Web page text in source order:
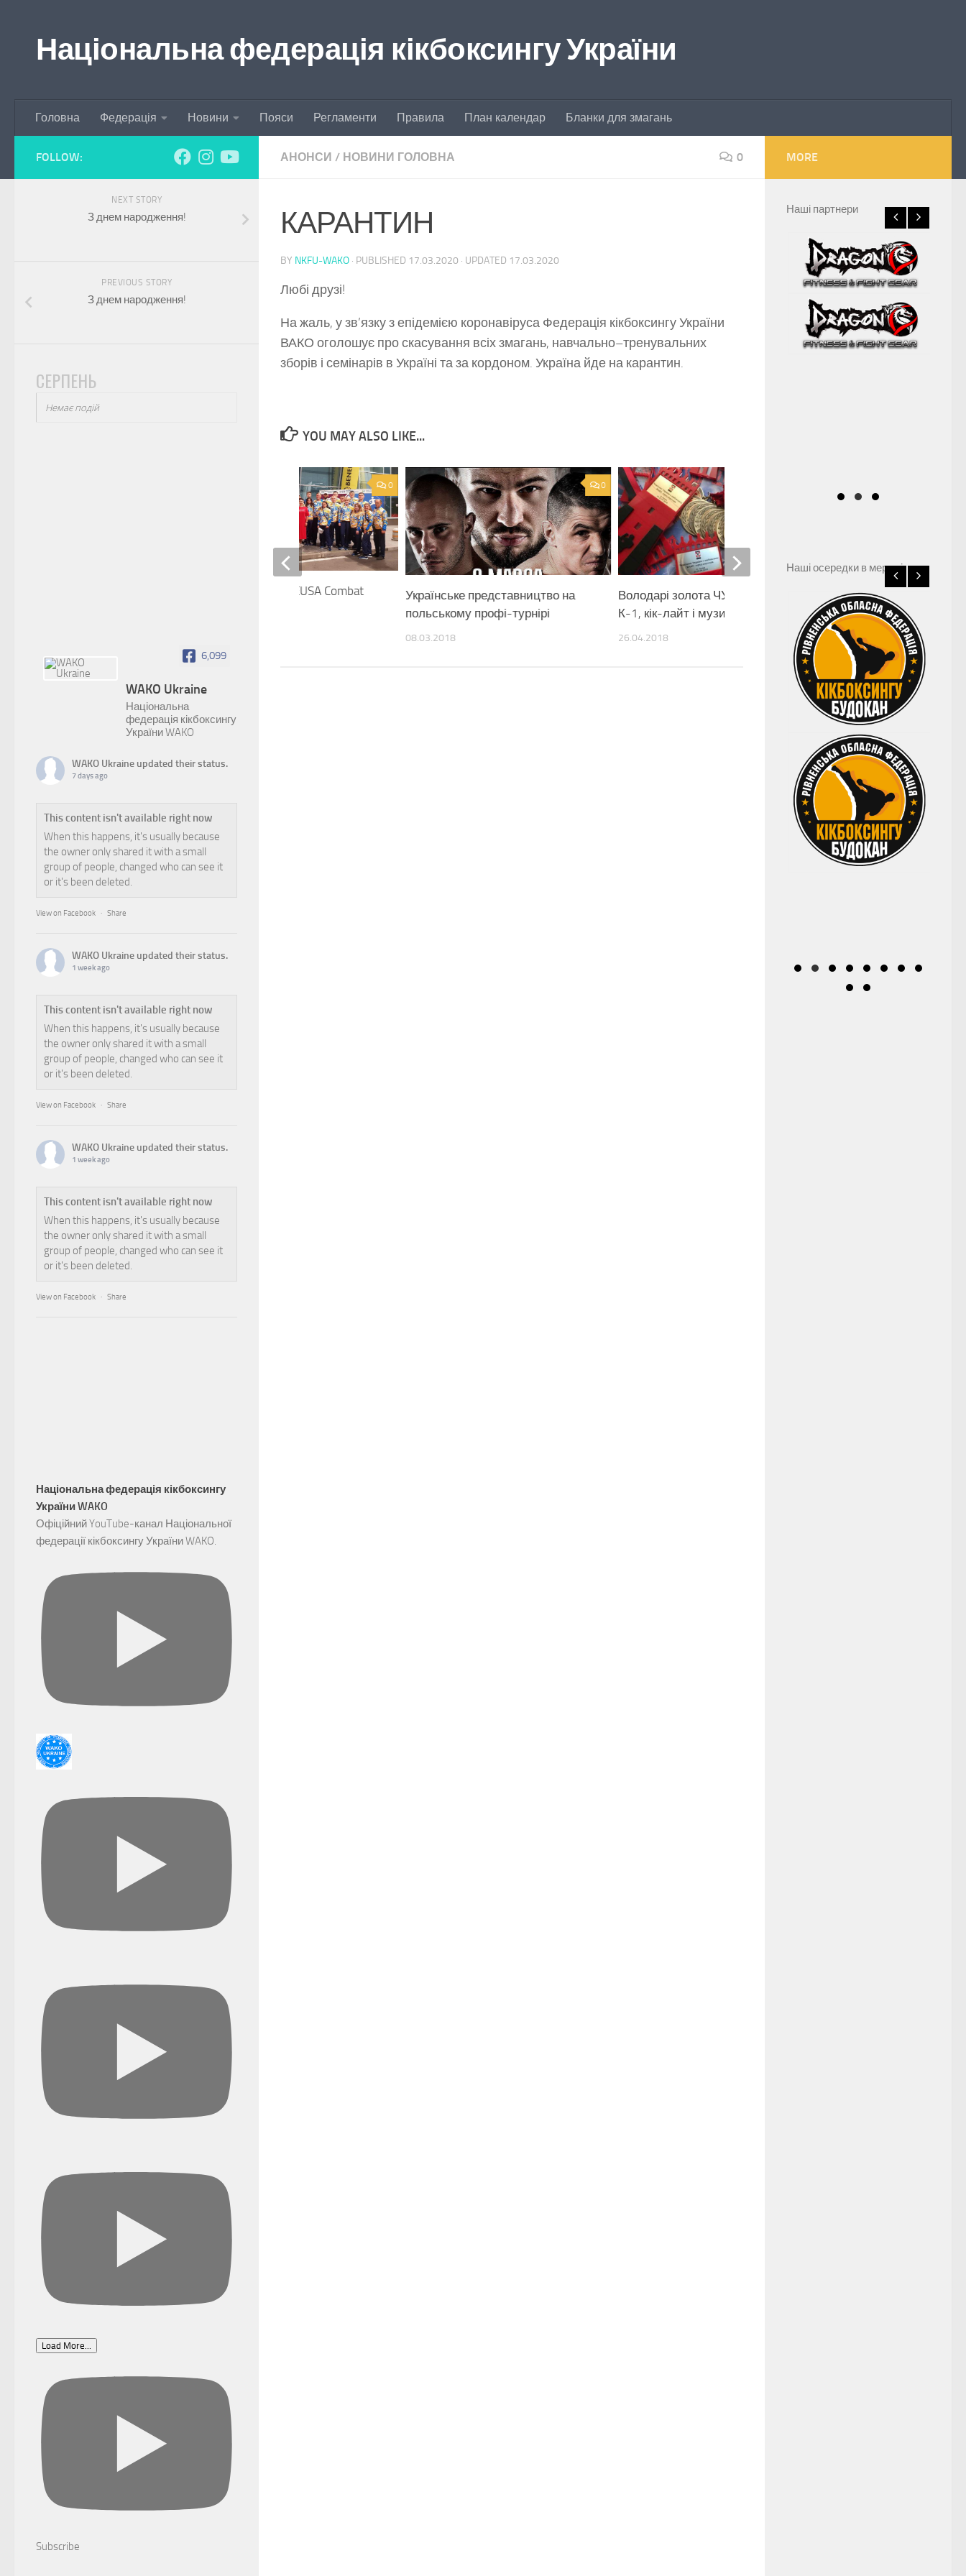
Національна федерація кікбоксингу України
Головна Федерація Новини Пояси Регламенти Правила План календар Бланки для змагань
АНОНСИ / НОВИНИ ГОЛОВНА 0
КАРАНТИН
BY NKFU-WAKO · PUBLISHED 17.03.2020 · UPDATED 17.03.2020
Любі друзі!
На жаль, у зв’язкузепідемією коронавіруса Федерація кікбоксингуУкраїни
ВАКО оголошує про скасування всіхзмагань, навчально–тренувальних
зборів і семінарів в Україні таза кордоном. Україна йде на карантин.
YOU MAY ALSO LIKE...
0
Українське представництво на
польському профі-турнірі
08.03.2018
Володарі золота ЧУ-2018 у фул,
К-1, кік-лайт і музичних вправах
26.04.2018
Майже 200 кікбоксерів
змаганнях Донеччини
25.02.2020
0
Збірна України на EUSA Combat
FOLLOW:
NEXT STORY
З днем народження!
PREVIOUS STORY
З днем народження!
СЕРПЕНЬ
Немає подій
6,099
WAKO Ukraine
Національна
федерація кікбоксингу
України WAKO
WAKO Ukraine updated their status.
7 days ago
This content isn't available right now
When this happens, it's usually because
the owner only shared it with a small
group of people, changed who can see it
or it's been deleted.
View on Facebook · Share
WAKO Ukraine updated their status.
1 week ago
This content isn't available right now
When this happens, it's usually because
the owner only shared it with a small
group of people, changed who can see it
or it's been deleted.
View on Facebook · Share
WAKO Ukraine updated their status.
1 week ago
This content isn't available right now
When this happens, it's usually because
the owner only shared it with a small
group of people, changed who can see it
or it's been deleted.
View on Facebook · Share
Національна федерація кікбоксингу
України WAKO
Офіційний YouTube-канал Національної
федерації кікбоксингу України WAKO.
Load More...
Subscribe
MORE
Наші партнери
Наші осередки в мережі